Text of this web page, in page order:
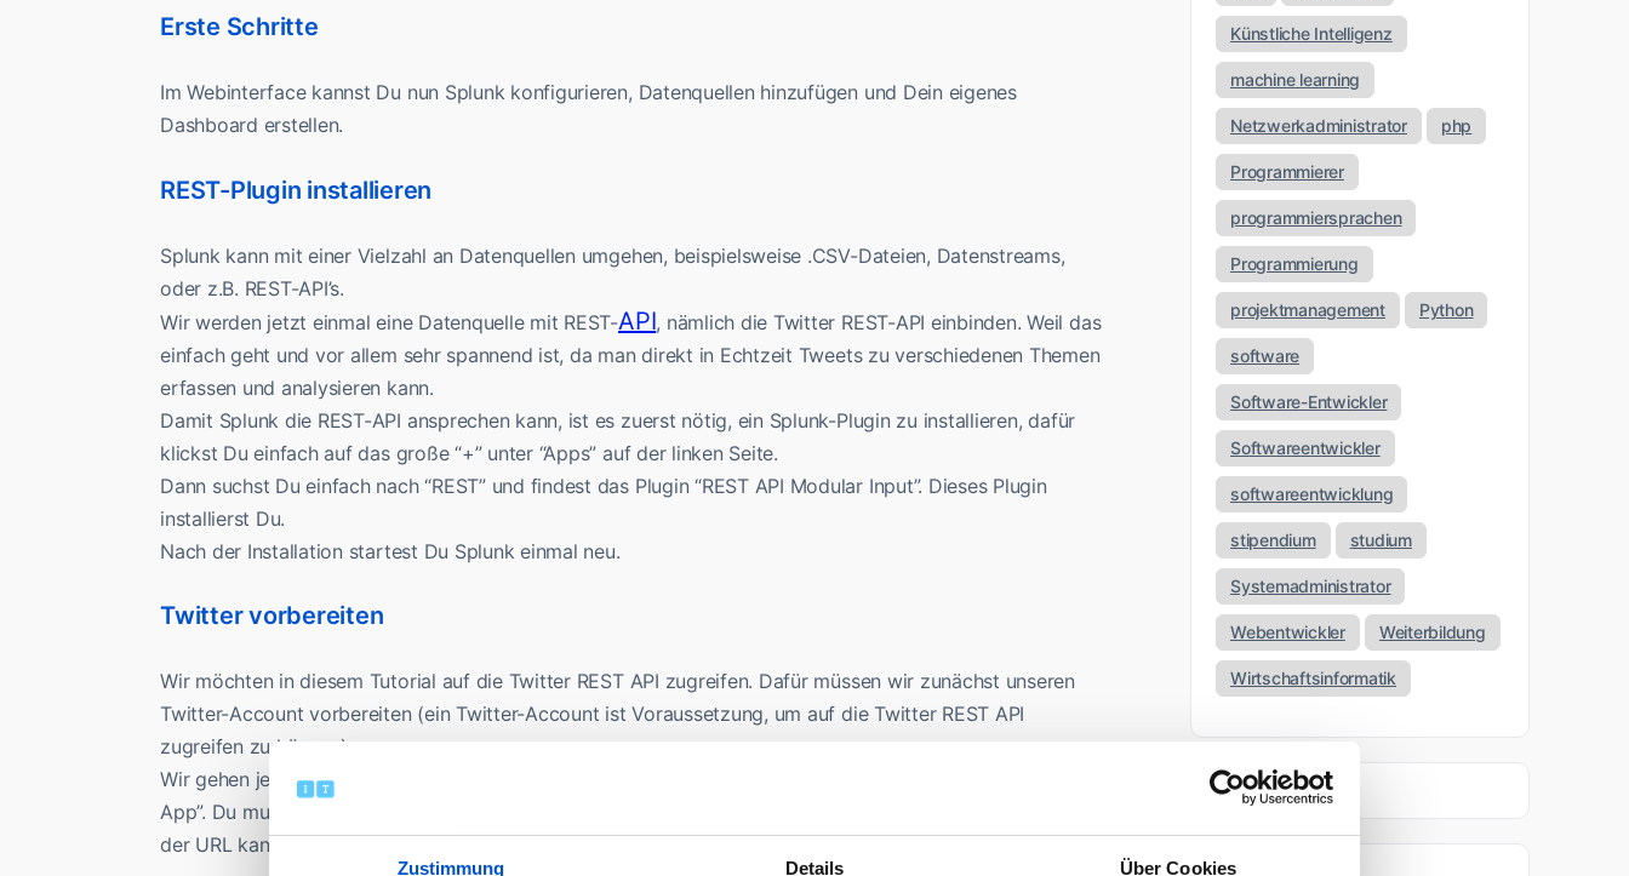
Zustimmung Details Über Cookies
Erste Schritte
Im Webinterface kannst Du nun Splunk konfigurieren, Datenquellen hinzufügen und Dein eigenes
Dashboard erstellen.
REST-Plugin installieren
Splunk kann mit einer Vielzahl an Datenquellen umgehen, beispielsweise .CSV-Dateien, Datenstreams,
oder z.B. REST-API’s.
Wir werden jetzt einmal eine Datenquelle mit REST-API, nämlich die Twitter REST-API einbinden. Weil das
einfach geht und vor allem sehr spannend ist, da man direkt in Echtzeit Tweets zu verschiedenen Themen
erfassen und analysieren kann.
Damit Splunk die REST-API ansprechen kann, ist es zuerst nötig, ein Splunk-Plugin zu installieren, dafür
klickst Du einfach auf das große “+” unter “Apps” auf der linken Seite.
Dann suchst Du einfach nach “REST” und findest das Plugin “REST API Modular Input”. Dieses Plugin
installierst Du.
Nach der Installation startest Du Splunk einmal neu.
Twitter vorbereiten
Wir möchten in diesem Tutorial auf die Twitter REST API zugreifen. Dafür müssen wir zunächst unseren
Twitter-Account vorbereiten (ein Twitter-Account ist Voraussetzung, um auf die Twitter REST API
zugreifen zu können).
Wir gehen jetzt auf die folgendende URL (
App”. Du musst nun noch schnell einen namen, eine Description und eine URL zu der App angeben (bei
der URL kannst Du Deine private URL verwenden). Eine Callback-URL ist nicht notwendig.
Künstliche Intelligenz
machine learning
Netzwerkadministrator php
Programmierer
programmiersprachen
Programmierung
projektmanagement Python
software
Software-Entwickler
Softwareentwickler
softwareentwicklung
stipendium studium
Systemadministrator
Webentwickler Weiterbildung
Wirtschaftsinformatik